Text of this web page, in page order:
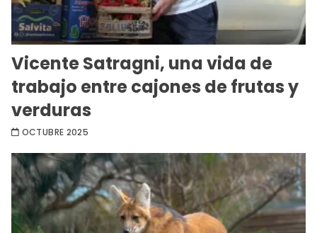
Vicente Satragni, una vida de
trabajo entre cajones de frutas y
verduras
OCTUBRE 2025